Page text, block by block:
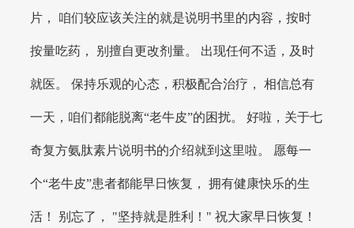
片， 咱们较应该关注的就是说明书里的内容，按时
按量吃药， 别擅自更改剂量。 出现任何不适，及时
就医。 保持乐观的心态，积极配合治疗， 相信总有
一天，咱们都能脱离“老牛皮”的困扰。 好啦，关于七
奇复方氨肽素片说明书的介绍就到这里啦。 愿每一
个“老牛皮”患者都能早日恢复， 拥有健康快乐的生
活！ 别忘了， "坚持就是胜利！" 祝大家早日恢复！